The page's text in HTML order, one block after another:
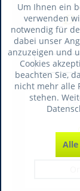
Um Ihnen ein
verwenden
notwendig für
dabei unser
anzuzeigen und
Cookies
beachten Sie,
nicht mehr alle
stehen.